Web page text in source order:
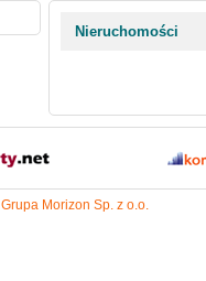
Nieruchomości
Grupa Morizon Sp. z o.o.